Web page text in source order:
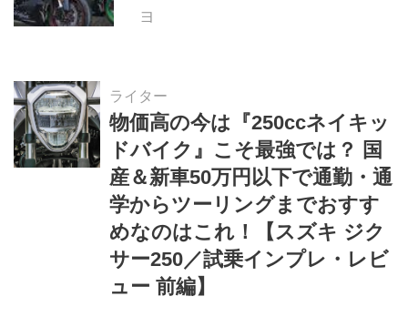
モデルを発表、2気筒ニンジャも出
ヨ
ライター
物価高の今は『250ccネイキッ
ドバイク』こそ最強では？ 国
産＆新車50万円以下で通勤・通
学からツーリングまでおすす
めなのはこれ！【スズキ ジク
サー250／試乗インプレ・レビ
ュー 前編】